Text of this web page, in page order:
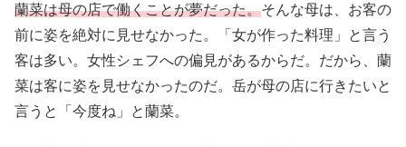
蘭菜は母の店で働くことが夢だった。そんな母は、お客の
前に姿を絶対に見せなかった。「女が作った料理」と言う
客は多い。女性シェフへの偏見があるからだ。だから、蘭
菜は客に姿を見せなかったのだ。岳が母の店に行きたいと
言うと「今度ね」と蘭菜。